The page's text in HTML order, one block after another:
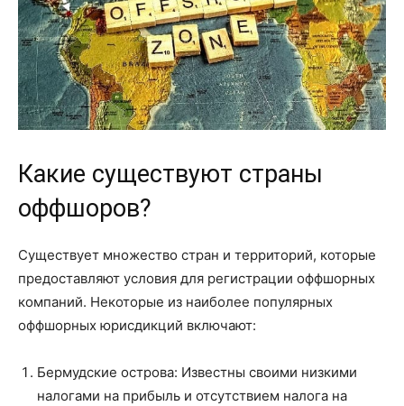
Какие существуют страны
оффшоров?
Существует множество стран и территорий, которые
предоставляют условия для регистрации оффшорных
компаний. Некоторые из наиболее популярных
оффшорных юрисдикций включают:
Бермудские острова: Известны своими низкими
налогами на прибыль и отсутствием налога на